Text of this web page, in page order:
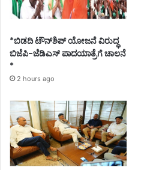
*ಬಿಡದಿ ಟೌನ್‌ಶಿಪ್ ಯೋಜನೆ ವಿರುದ್ಧ
ಬಿಜೆಪಿ-ಜೆಡಿಎಸ್ ಪಾದಯಾತ್ರೆಗೆ ಚಾಲನೆ
*
2 hours ago